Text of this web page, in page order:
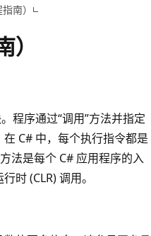
南）
程序通过“调用”方法并指定
C# 中，每个执行指令都是
法是每个 C# 应用程序的入
时 (CLR) 调用。